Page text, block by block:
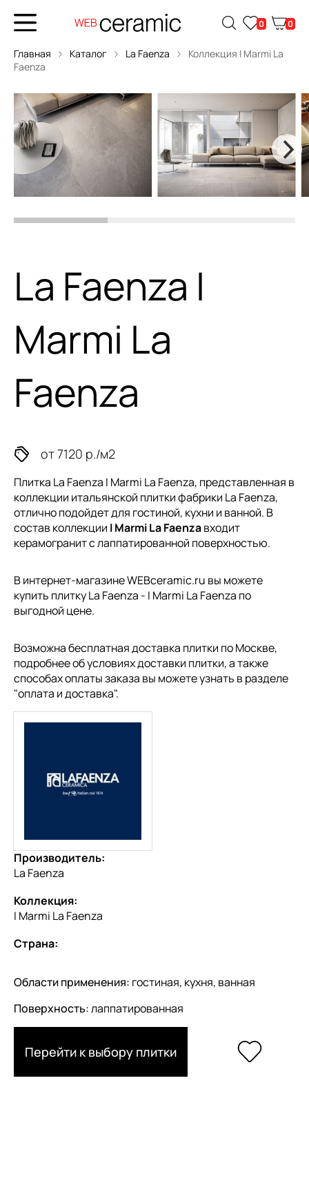
0 0
Главная Каталог La Faenza
Коллекция I Marmi La
Faenza
La Faenza I
Marmi La
Faenza
от 7120 р./м2
Плитка La Faenza I Marmi La Faenza, представленная в
коллекции итальянской плиткифабрики La Faenza,
отлично подойдет для гостиной, кухни и ванной. В
состав коллекции I Marmi La Faenzaвходит
керамогранит с лаппатированной поверхностью.
В интернет-магазине WEBceramic.ru вы можете
купить плитку La Faenza - I Marmi La Faenza по
выгодной цене.
Возможна бесплатная доставка плитки по Москве,
подробнее об условиях доставки плитки, а также
способах оплаты заказа вы можете узнать в разделе
"оплата и доставка".
Производитель:
La Faenza
Коллекция:
I Marmi La Faenza
Страна:
Области применения: гостиная, кухня, ванная
Поверхность:лаппатированная
Перейти к выбору плитки